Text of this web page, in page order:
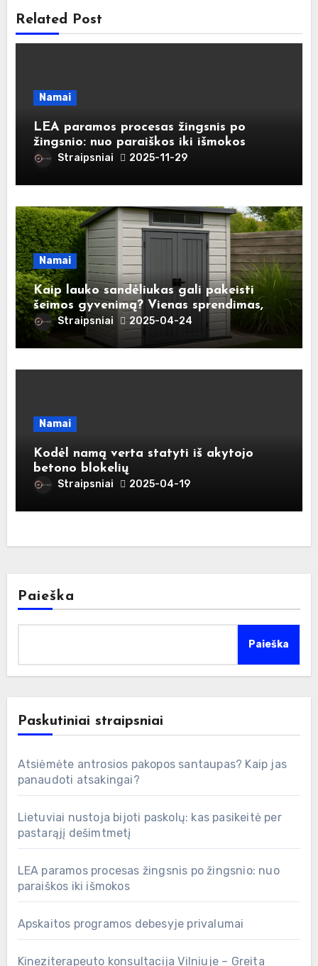
Related Post
Namai
LEA paramos procesas žingsnis po
žingsnio: nuo paraiškos iki išmokos
Straipsniai 2025-11-29
Namai
Kaip lauko sandėliukas gali pakeisti
šeimos gyvenimą? Vienas sprendimas,
daug naudos
Straipsniai 2025-04-24
Namai
Kodėl namą verta statyti iš akytojo
betono blokelių
Straipsniai 2025-04-19
Paieška
Paieška
Paskutiniai straipsniai
Atsiėmėte antrosios pakopos santaupas? Kaip jas
panaudoti atsakingai?
Lietuviai nustoja bijoti paskolų: kas pasikeitė per
pastarąjį dešimtmetį
LEA paramos procesas žingsnis po žingsnio: nuo
paraiškos iki išmokos
Apskaitos programos debesyje privalumai
Kineziterapeuto konsultacija Vilniuje – Greita